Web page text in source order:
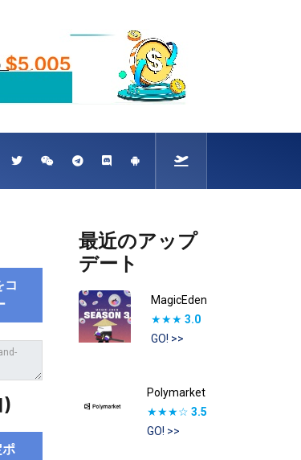
コ
最近のアップ
デート
MagicEden
★★★ 3.0
GO! >>
Polymarket
★★★☆ 3.5
GO! >>